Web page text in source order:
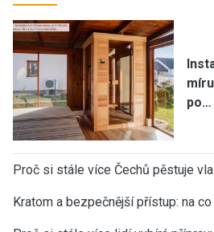
po…
Proč si stále více Čechů pěstuje
Kratom a bezpečnější přístup: na